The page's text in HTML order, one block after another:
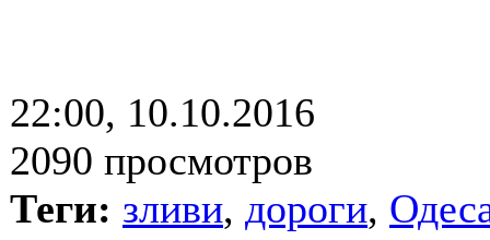
22:00, 10.10.2016
2090 просмотров
Теги: зливи, дороги,